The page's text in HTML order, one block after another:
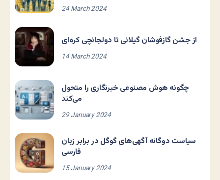
24 March 2024
از جشن گازفوشان گیلانی تا دولجانچی کره‌ای
14 March 2024
چگونه هوش مصنوعی خبرنگاری را متحول
می‌کند
29 January 2024
سیاست دوگانه آگهی‌های گوگل در برابر زبان
فارسی
15 January 2024